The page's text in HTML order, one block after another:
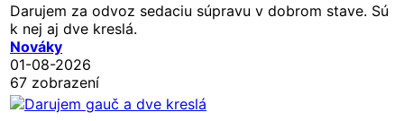
Darujem za odvoz sedaciu súpravu v dobrom stave. Sú
k nej aj dve kreslá.
Nováky
01-08-2026
67 zobrazení